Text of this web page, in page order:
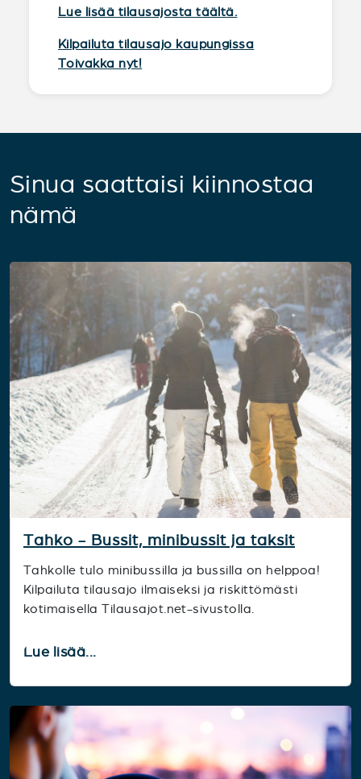
Lue lisää tilausajosta täältä.
Kilpailuta tilausajo kaupungissa
Toivakka nyt!
Sinua saattaisi kiinnostaa
nämä
Tahko - Bussit, minibussit ja taksit
Tahkolle tulo minibussilla ja bussilla on helppoa!
Kilpailuta tilausajo ilmaiseksi ja riskittömästi
kotimaisella Tilausajot.net-sivustolla.
Lue lisää...